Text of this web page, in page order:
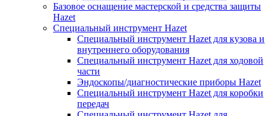
Базовое оснащение мастерской и средства защиты
Hazet
Специальный инструмент Hazet
Специальный инструмент Hazet для кузова и
внутреннего оборудования
Специальный инструмент Hazet для ходовой
части
Эндоскопы/диагностические приборы Hazet
Специальный инструмент Hazet для коробки
передач